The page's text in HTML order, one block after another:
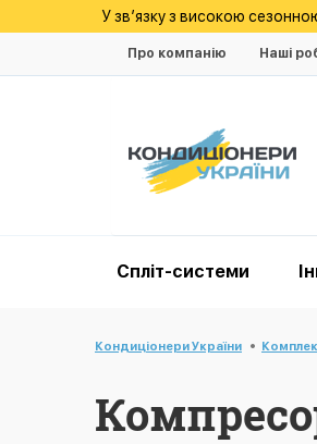
У зв’язку з високою
Про компанію Наші
Спліт-системи
Кондиціонери України